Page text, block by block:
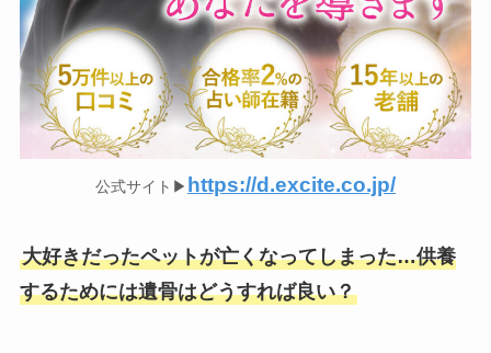
公式サイト▶︎ https://d.excite.co.jp/
大好きだったペットが亡くなってしまった…供養
するためには遺骨はどうすれば良い？